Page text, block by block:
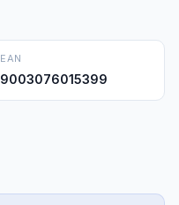
EAN
9003076015399